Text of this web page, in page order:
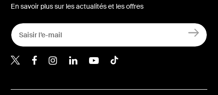
En savoir plus sur les actualités et les offres
Belkin Twitter
Belkin Facebook
Belkin Instagram
Belkin LinkedIn
Belkin Youtube
Belkin TikTok